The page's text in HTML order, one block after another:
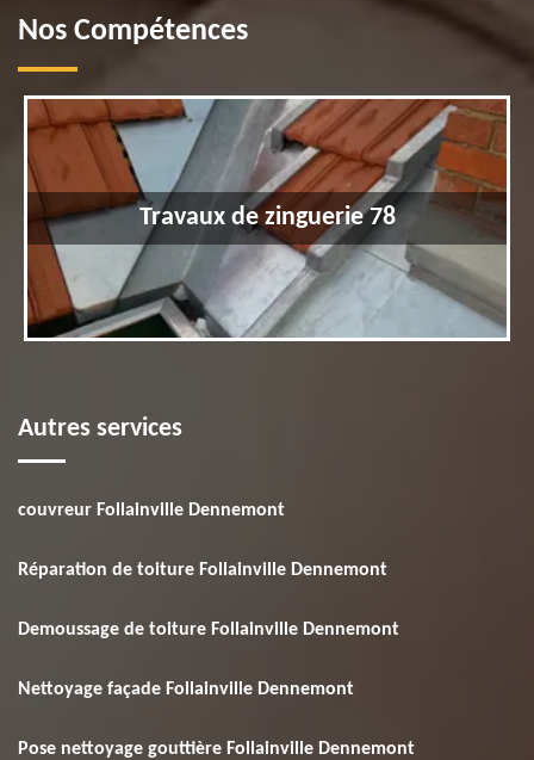
Nos Compétences
Travaux de zinguerie 78
Autres services
couvreur Follainville Dennemont
Réparation de toiture Follainville Dennemont
Demoussage de toiture Follainville Dennemont
Nettoyage façade Follainville Dennemont
Pose nettoyage gouttière Follainville Dennemont